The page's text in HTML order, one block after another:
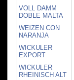
VOLL DAMM
DOBLE MALTA
WEIZEN CON
NARANJA
WICKULER
EXPORT
WICKULER
RHEINISCH ALT